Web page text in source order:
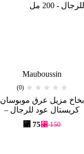
Mauboussin
(0)
بخاخ مزيل عرق موبوسان
كريستال عود للرجال –
200 مل
⃁150
⃁ 75